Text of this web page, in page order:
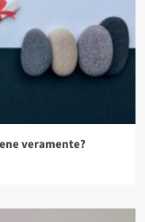
veramente?